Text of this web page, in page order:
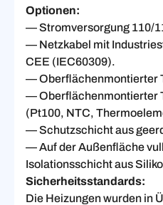
Optionen:
— Stromversorgung 110/
— Netzkabel mit
CEE (IEC60309).
— Oberflächenmontierter
— Oberflächenmontierter
(Pt100, NTC,
— Schutzschicht aus
— Auf der Außenfläche
Isolationsschicht aus
Sicherheitsstandards:
Die Heizungen wurden in